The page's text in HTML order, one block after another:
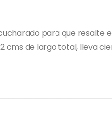
para que resalte
cms de largo total, lleva